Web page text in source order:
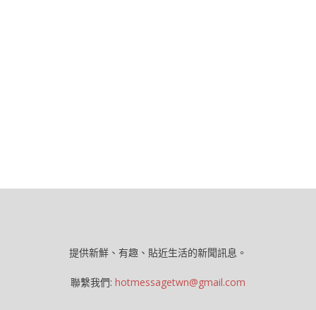
提供新鮮、有趣、貼近生活的新聞訊息。
聯繫我們: hotmessagetwn@gmail.com